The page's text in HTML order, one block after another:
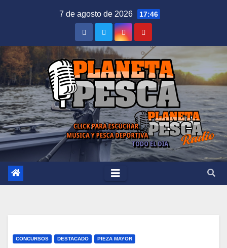
7 de agosto de 2026 17:46
CONCURSOS DESTACADO PIEZA MAYOR